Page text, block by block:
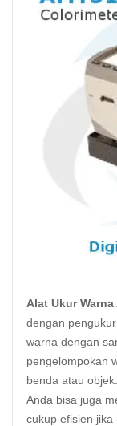
Alat Ukur Warna
dengan
warna dengan
pengelompokan
benda atau
Anda bisa juga
cukup efisien